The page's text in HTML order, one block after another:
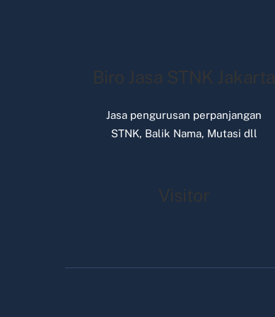
Biro Jasa STNK Jakarta
Jasa pengurusan perpanjangan
STNK, Balik Nama, Mutasi dll
Visitor